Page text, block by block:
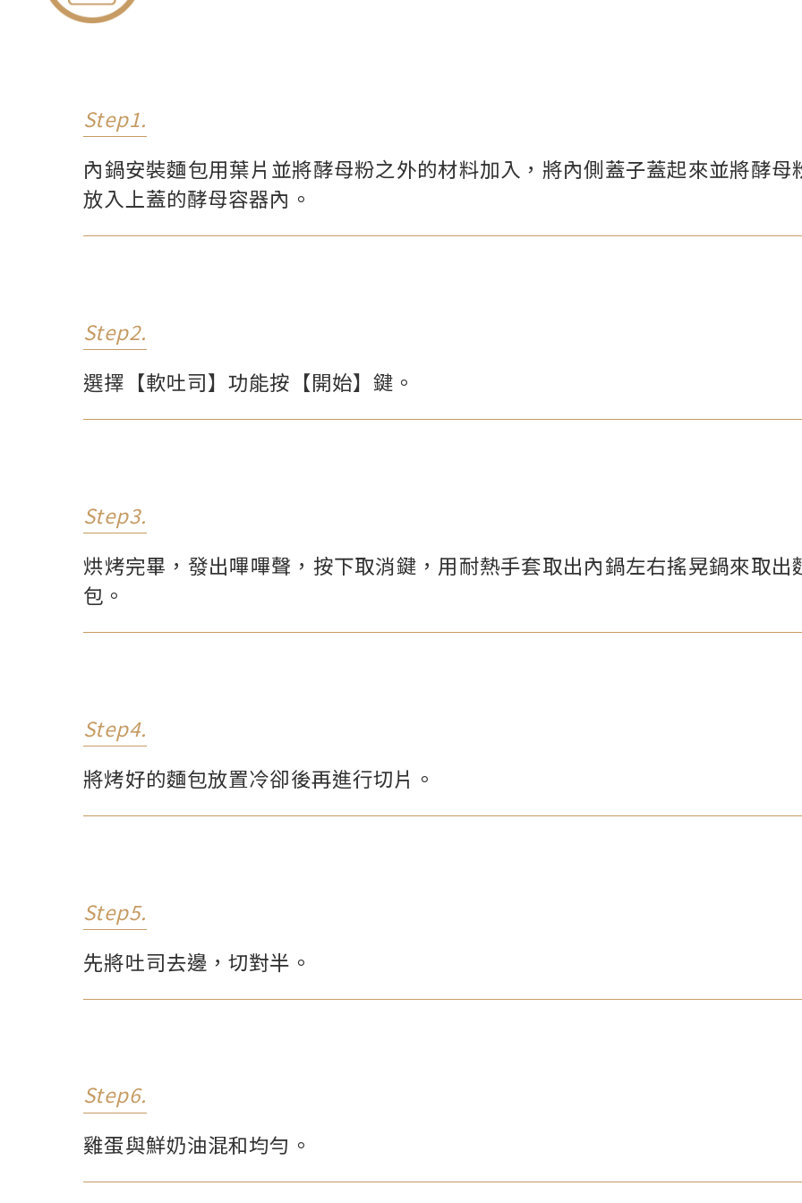
Step1.
內鍋安裝麵包用葉片並將酵母粉之外的材料加入，將內側蓋子蓋起來並將酵母
放入上蓋的酵母容器內。
Step2.
選擇【軟吐司】功能按【開始】鍵。
Step3.
烘烤完畢，發出嗶嗶聲，按下取消鍵，用耐熱手套取出內鍋左右搖晃鍋來取出
包。
Step4.
將烤好的麵包放置冷卻後再進行切片。
Step5.
先將吐司去邊，切對半。
Step6.
雞蛋與鮮奶油混和均勻。